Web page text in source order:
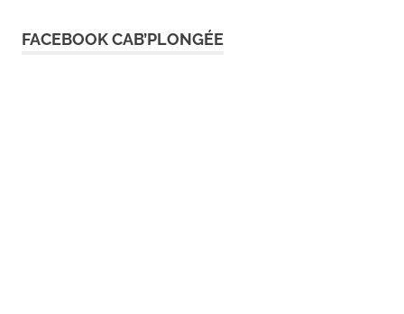
FACEBOOK CAB’PLONGÉE